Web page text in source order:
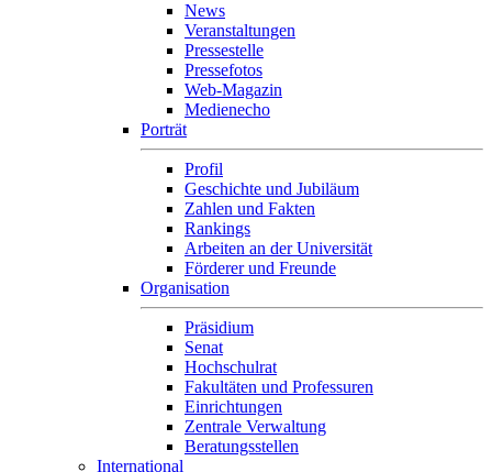
News
Veranstaltungen
Pressestelle
Pressefotos
Web-Magazin
Medienecho
Porträt
Profil
Geschichte und Jubiläum
Zahlen und Fakten
Rankings
Arbeiten an der Universität
Förderer und Freunde
Organisation
Präsidium
Senat
Hochschulrat
Fakultäten und Professuren
Einrichtungen
Zentrale Verwaltung
Beratungsstellen
International